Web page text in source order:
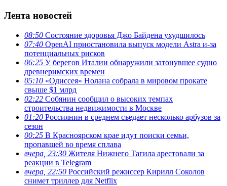
Лента новостей
08:50 Состояние здоровья Джо Байдена ухудшилось
07:40 OpenAI приостановила выпуск модели Astra и-за
потенциальных рисков
06:25 У берегов Италии обнаружили затонувшее судно
древнеримских времен
05:10 «Одиссея» Нолана собрала в мировом прокате
свыше $1 млрд
02:22 Собянин сообщил о высоких темпах
строительства недвижимости в Москве
01:20 Россиянин в среднем съедает несколько арбузов за
сезон
00:25 В Красноярском крае идут поиски семьи,
пропавшей во время сплава
вчера, 23:30 Жителя Нижнего Тагила арестовали за
реакции в Теlegram
вчера, 22:50 Российский режиссер Кирилл Соколов
снимет триллер для Netflix